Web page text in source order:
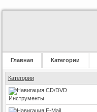
Главная Категории
Категории
CD/DVD
Инструменты
E-Mail